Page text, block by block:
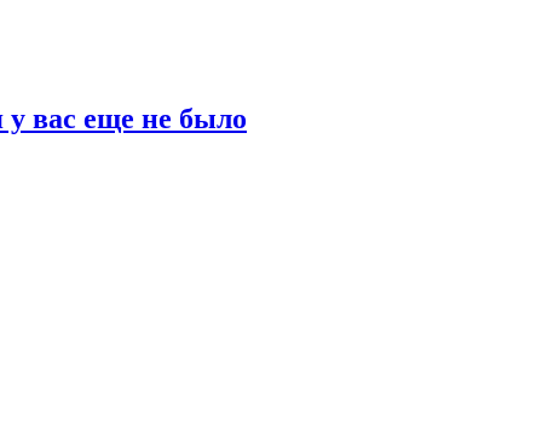
у вас еще не было